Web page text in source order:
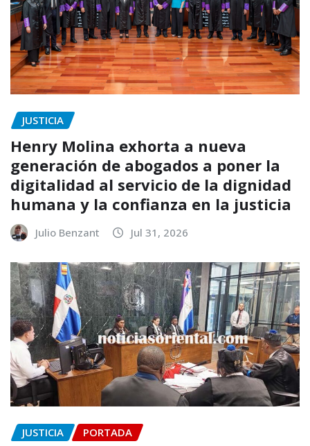
JUSTICIA
Henry Molina exhorta a nueva
generación de abogados a poner la
digitalidad al servicio de la dignidad
humana y la confianza en la justicia
Julio Benzant Jul 31, 2026
JUSTICIA PORTADA